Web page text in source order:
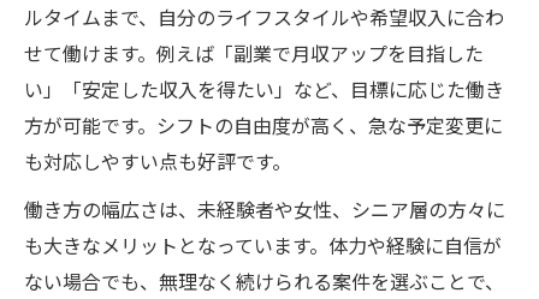
ルタイムまで、自分のライフスタイルや希望収入に合わ
せて働けます。例えば「副業で月収アップを目指した
い」「安定した収入を得たい」など、目標に応じた働き
方が可能です。シフトの自由度が高く、急な予定変更に
も対応しやすい点も好評です。
働き方の幅広さは、未経験者や女性、シニア層の方々に
も大きなメリットとなっています。体力や経験に自信が
ない場合でも、無理なく続けられる案件を選ぶことで、